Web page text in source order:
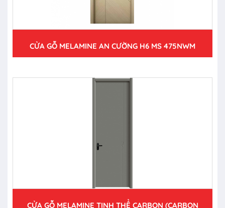
CỬA GỖ MELAMINE AN CƯỜNG H6 MS 475NWM
CỬA GỖ MELAMINE TINH THỂ CARBON (CARBON